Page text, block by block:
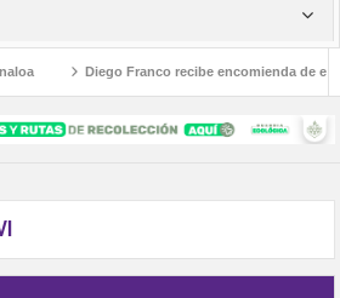
Diego Franco recibe encomienda de
Violeta y Melissa; viajaron a Puerto Vallarta por